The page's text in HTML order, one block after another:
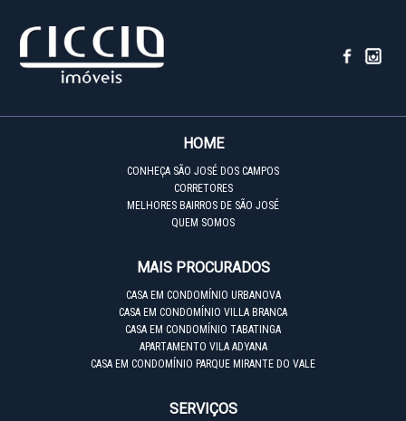
HOME
CONHEÇA SÃO JOSÉ DOS CAMPOS
CORRETORES
MELHORES BAIRROS DE SÃO JOSÉ
QUEM SOMOS
MAIS PROCURADOS
CASA EM CONDOMÍNIO URBANOVA
CASA EM CONDOMÍNIO VILLA BRANCA
CASA EM CONDOMÍNIO TABATINGA
APARTAMENTO VILA ADYANA
CASA EM CONDOMÍNIO PARQUE MIRANTE DO VALE
SERVIÇOS